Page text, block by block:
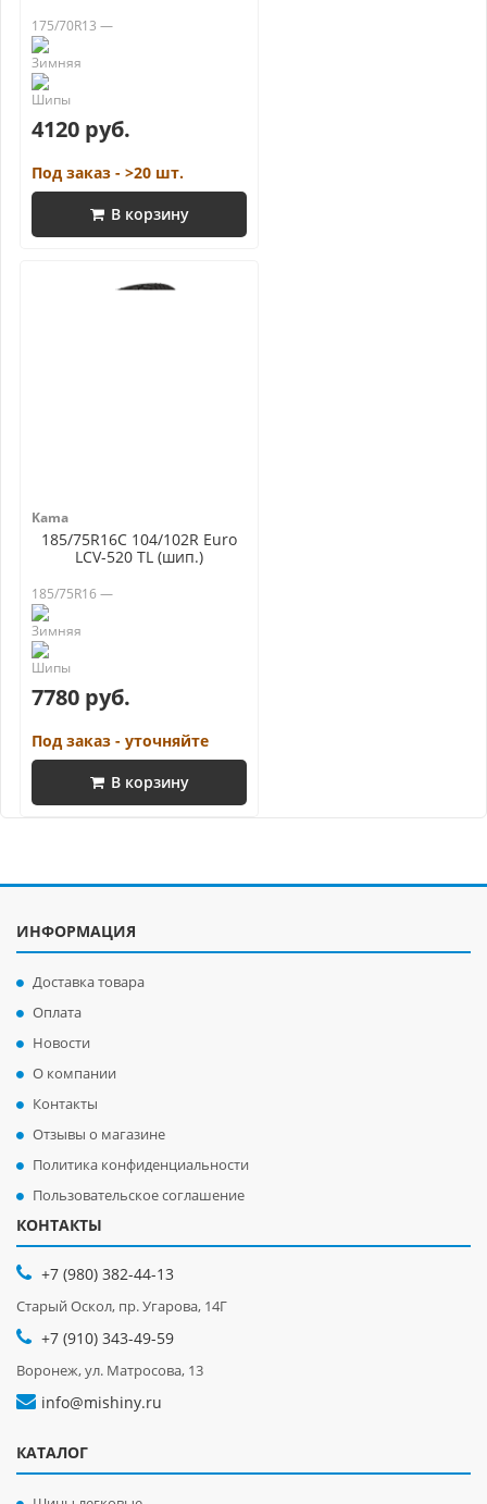
175/70R13 —
4120 руб.
Под заказ - >20 шт.
В корзину
Kama
185/75R16C 104/102R Euro
LCV-520 TL (шип.)
185/75R16 —
7780 руб.
Под заказ - уточняйте
В корзину
ИНФОРМАЦИЯ
Доставка товара
Оплата
Новости
О компании
Контакты
Отзывы о магазине
Политика конфиденциальности
Пользовательское соглашение
КОНТАКТЫ
+7 (980) 382-44-13
Старый Оскол, пр. Угарова, 14Г
+7 (910) 343-49-59
Воронеж, ул. Матросова, 13
info@mishiny.ru
КАТАЛОГ